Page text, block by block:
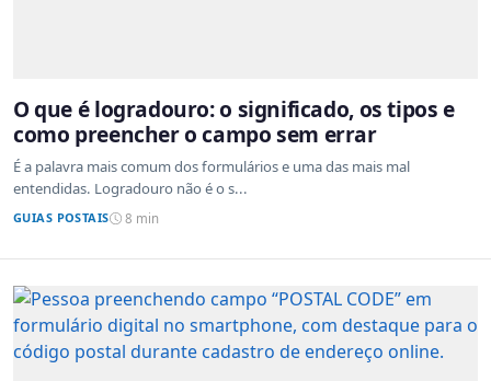
O que é logradouro: o significado, os tipos e
como preencher o campo sem errar
É a palavra mais comum dos formulários e uma das mais mal
entendidas. Logradouro não é o s...
GUIAS POSTAIS 8 min